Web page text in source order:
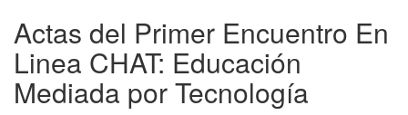
Actas del Primer Encuentro En
Linea CHAT: Educación
Mediada por Tecnología